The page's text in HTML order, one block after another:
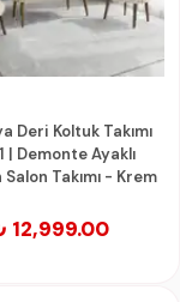
Deri Koltuk Takımı
| Demonte Ayaklı
Takımı - Krem
12,999.00